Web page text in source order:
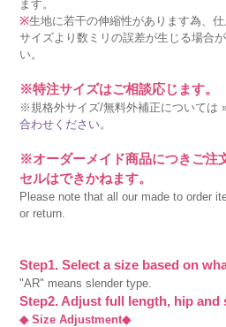
ます。
※生地に若干の伸縮性があります為、
サイズより数ミリの誤差が生じる場合
い。
※特注サイズはご相談応じます。
※規格外サイズ/無料外補正については
合わせください。
※オーダーメイド商品につきご注
セルはできかねます。
Please note that all our made to order
or return.
Step1. Select a size based on
"AR" means slender type.
Step2. Adjust full length, hip and
◆ Size Adjustment◆